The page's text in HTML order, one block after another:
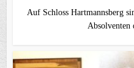
Auf Schloss Hartmannsberg
Absolventen